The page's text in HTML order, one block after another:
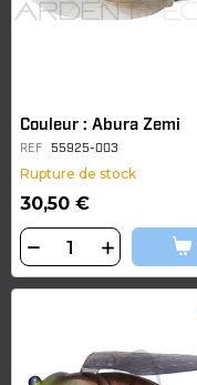
Couleur : Abura Zemi
REF 55925-003
Rupture de stock
30,50 €